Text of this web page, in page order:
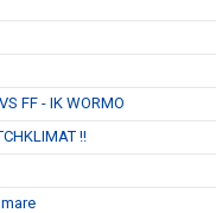
FF - IK WORMO
!!